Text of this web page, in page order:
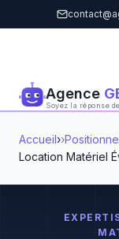
Agence
Soyez la réponse
Accueil›
Location Matériel